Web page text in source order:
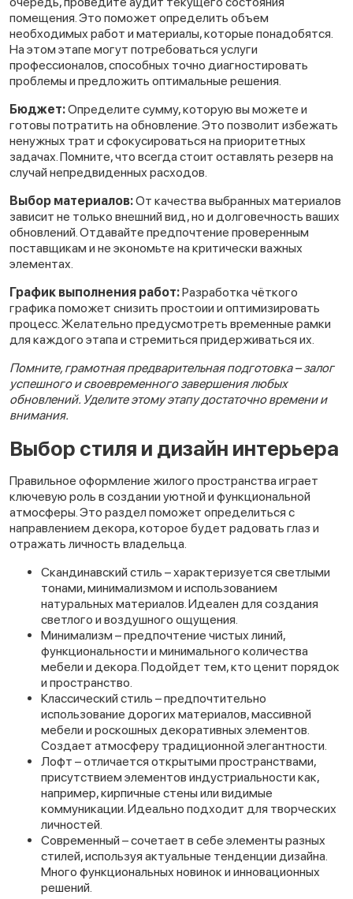
помещения. Это поможет определить объем
необходимых работ и материалы, которые понадобятся.
На этом этапе могут потребоваться услуги
профессионалов, способных точно диагностировать
проблемы и предложить оптимальные решения.
Бюджет:Определите сумму, которую вы можете и
готовы потратить на обновление. Это позволит избежать
ненужных трат и сфокусироваться на приоритетных
задачах. Помните, что всегда стоит оставлять резерв на
случай непредвиденных расходов.
Выбор материалов:От качества выбранных материалов
зависит не только внешний вид, но и долговечность ваших
обновлений. Отдавайте предпочтение проверенным
поставщикам и не экономьте на критически важных
элементах.
График выполнения работ:Разработка чёткого
графика поможет снизить простоии и оптимизировать
процесс. Желательно предусмотреть временные рамки
для каждого этапа и стремиться придерживаться их.
Помните, грамотная предварительная подготовка – залог
успешного и своевременного завершения любых
обновлений. Уделите этому этапу достаточно времени и
внимания.
Выбор стиля и дизайн интерьера
Правильное оформление жилого пространства играет
ключевую роль в создании уютной и функциональной
атмосферы. Это раздел поможет определиться с
направлением декора, которое будет радовать глаз и
отражать личность владельца.
Скандинавский стиль – характеризуется светлыми
тонами, минимализмом и использованием
натуральных материалов. Идеален для создания
светлого и воздушного ощущения.
Минимализм – предпочтение чистых линий,
функциональности и минимального количества
мебели и декора. Подойдет тем, кто ценит порядок
и пространство.
Классический стиль – предпочтительно
использование дорогих материалов, массивной
мебели и роскошных декоративных элементов.
Создает атмосферу традиционной элегантности.
Лофт – отличается открытыми пространствами,
присутствием элементов индустриальности как,
например, кирпичные стены или видимые
коммуникации. Идеально подходит для творческих
личностей.
Современный – сочетает в себе элементы разных
стилей, используя актуальные тенденции дизайна.
Много функциональных новинок и инновационных
решений.